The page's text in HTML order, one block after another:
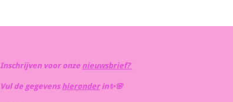
Inschrijven voor onze nieuwsbrief?
Vul de gegevens hieronderin✨️🌸